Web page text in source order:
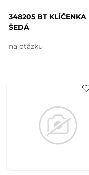
348205 BT KLÍČENKA
ŠEDÁ
na otázku